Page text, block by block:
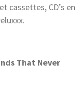
cassettes, CD’s en
That Never